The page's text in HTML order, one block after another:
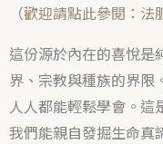
（歡迎請點此參閱：法
這份源於內在的喜悅是
界、宗教與種族的界限
人人都能輕鬆學會。這
我們能親自發掘生命真